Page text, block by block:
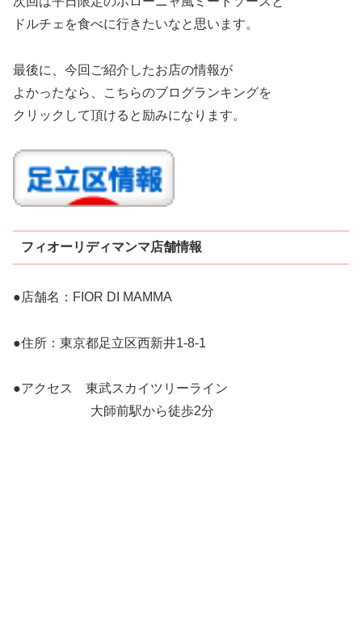
ドルチェを食べに行きたいなと思います。
最後に、今回ご紹介したお店の情報が
よかったなら、こちらのブログランキングを
クリックして頂けると励みになります。
フィオーリディマンマ店舗情報
●店舗名：FIOR DI MAMMA
●住所：東京都足立区西新井1‐8‐1
●アクセス 東武スカイツリーライン
大師前駅から徒歩2分